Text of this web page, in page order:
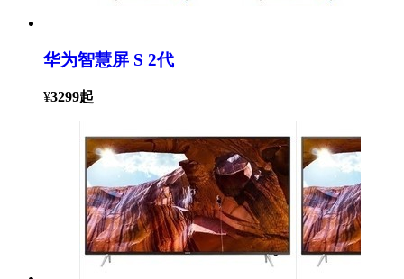
华为智慧屏 S 2代
¥3299起